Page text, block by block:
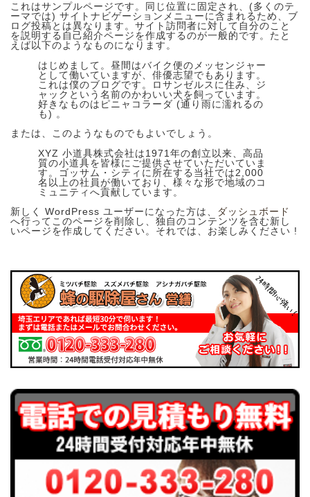
これはサンプルページです。同じ位置に固定され、(多くのテ
ーマでは) サイトナビゲーションメニューに含まれるため、ブ
ログ投稿とは異なります。サイト訪問者に対して自分のこと
を説明する自己紹介ページを作成するのが一般的です。たと
えば以下のようなものになります。
はじめまして。昼間はバイク便のメッセンジャー
として働いていますが、俳優志望でもあります。
これは僕のブログです。ロサンゼルスに住み、ジ
ャックという名前のかわいい犬を飼っています。
好きなものはピニャコラーダ (通り雨に濡れるの
も) 。
または、このようなものでもよいでしょう。
XYZ 小道具株式会社は1971年の創立以来、高品
質の小道具を皆様にご提供させていただいていま
す。ゴッサム・シティに所在する当社では2,000
名以上の社員が働いており、様々な形で地域のコ
ミュニティへ貢献しています。
新しく WordPress ユーザーになった方は、
ダッシュボード
へ行ってこのページを削除し、独自のコンテンツを含む新し
いページを作成してください。それでは、お楽しみください !